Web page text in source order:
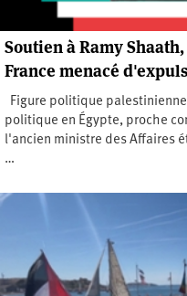
Soutien à Ramy
France menacé
Figure politique
politique en Égypte, proche
l'ancien ministre des Affaires
…